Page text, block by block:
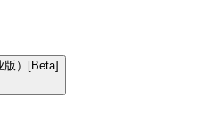
版）[Beta]